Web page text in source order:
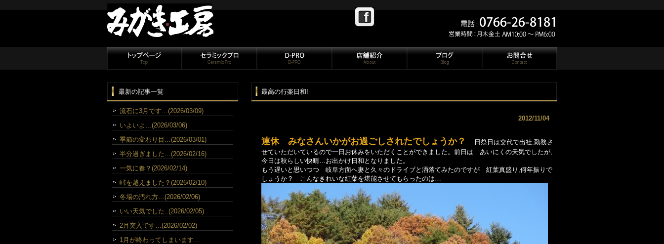
最高の行楽日和!
2012/11/04
連休 みなさんいかがお過ごしされたでしょうか？
日祭日は交代で出社,勤務さ
せていただいているので一日お休みをいただくことができました。前日は あいにくの天気でしたが,
今日は秋らしい快晴…お出かけ日和となりました。
もう遅いと思いつつ 岐阜方面へ妻と久々のドライブと洒落てみたのですが 紅葉真盛り,何年振りで
しょうか？ こんなきれいな紅葉を堪能させてもらったのは…
最新の記事一覧
流石に3月です…(2026/03/09)
いよいよ…(2026/03/06)
季節の変わり目…(2026/03/01)
半分過ぎました…(2026/02/16)
一気に春？(2026/02/14)
峠を越えました？(2026/02/10)
冬場の汚れ方…(2026/02/06)
いい天気でした..(2026/02/05)
2月突入です…(2026/02/02)
1月が終わってしまいます…